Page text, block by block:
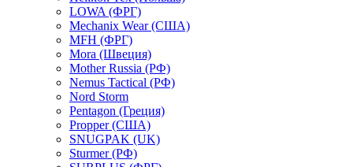
LOWA (ФРГ)
Mechanix Wear (США)
MFH (ФРГ)
Mora (Швеция)
Mother Russia (РФ)
Nemus Tactical (РФ)
Nord Storm
Pentagon (Греция)
Propper (США)
SNUGPAK (UK)
Sturmer (РФ)